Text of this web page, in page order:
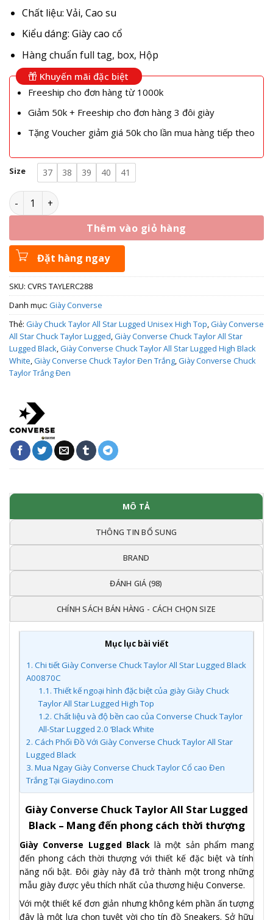
Chất liệu: Vải, Cao su
Kiểu dáng: Giày cao cổ
Hàng chuẩn full tag, box, Hộp
Khuyến mãi đặc biệt
Freeship cho đơn hàng từ 1000k
Giảm 50k + Freeship cho đơn hàng 3 đôi giày
Tặng Voucher giảm giá 50k cho lần mua hàng tiếp theo
Size 37 38 39 40 41
Giày Converse Chuck Taylor All Star Lugged Black A00870C
Thêm vào giỏ hàng
Đặt hàng ngay
SKU: CVRS TAYLERC288
Danh mục: Giày Converse
Thẻ: Giày Chuck Taylor All Star Lugged Unisex High Top, Giày Converse
All Star Chuck Taylor Lugged, Giày Converse Chuck Taylor All Star
Lugged Black, Giày Converse Chuck Taylor All Star Lugged High Black
White, Giày Converse Chuck Taylor Đen Trắng, Giày Converse Chuck
Taylor Trắng Đen
MÔ TẢ
THÔNG TIN BỔ SUNG
BRAND
ĐÁNH GIÁ (98)
CHÍNH SÁCH BÁN HÀNG - CÁCH CHỌN SIZE
Mục lục bài viết
1. Chi tiết Giày Converse Chuck Taylor All Star Lugged Black
A00870C
1.1.Thiết kế ngoại hình đặc biệt của giày Giày Chuck
Taylor All Star Lugged High Top
1.2. Chất liệu và độ bền cao của Converse Chuck Taylor
All-Star Lugged 2.0 ‘Black White
2. Cách Phối Đồ Với Giày Converse Chuck Taylor All Star
Lugged Black
3. Mua Ngay Giày Converse Chuck Taylor Cổ cao Đen
Trắng Tại Giaydino.com
Giày Converse Chuck Taylor All Star Lugged
Black – Mang đến phong cách thời thượng
Giày Converse Lugged Blacklà một sản phẩm mang
đến phong cách thời thượng với thiết kế đặc biệt và tính
năng nổi bật. Đôi giày này đã trở thành một trong những
mẫu giày được yêu thích nhất của thương hiệu Converse.
Với một thiết kế đơn giản nhưng không kém phần ấn tượng
đây là một lựa chọn tuyệt vời cho tín đồ Sneakers. Sở hữu